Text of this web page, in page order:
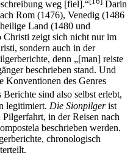
weg [fiel].“
Darin
Rom (1476), Venedig (1486
Land (1480 und
zeigt sich nicht nur im
sondern auch in der
denn „[man] reiste
beschrieben stand. Und
Konventionen des Genres
Berichte sind also selbst erlebt,
legitimiert. Die Sionpilgerist
in der Reisen nach
beschrieben werden.
chronologisch